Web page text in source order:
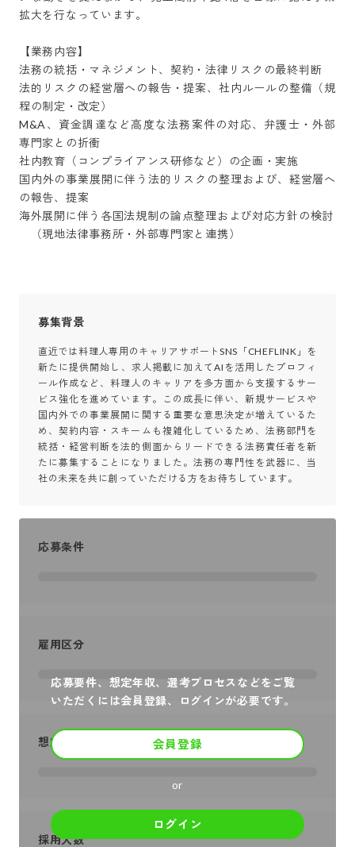
拡大を行なっています。
【業務内容】
法務の統括・マネジメント、契約・法律リスクの最終判断
法的リスクの経営層への報告・提案、社内ルールの整備（規
程の制定・改定）
M&A、資金調達など高度な法務案件の対応、弁護士・外部
専門家との折衝
社内教育（コンプライアンス研修など）の企画・実施
国内外の事業展開に伴う法的リスクの整理および、経営層へ
の報告、提案
海外展開に伴う各国法規制の論点整理および対応方針の検討
（現地法律事務所・外部専門家と連携）
募集背景
直近では料理人専用のキャリアサポートSNS「CHEFLINK」を
新たに提供開始し、求人掲載に加えてAIを活用したプロフィ
ール作成など、料理人のキャリアを多方面から支援するサー
ビス強化を進めています。この成長に伴い、新規サービスや
国内外での事業展開に関する重要な意思決定が増えているた
め、契約内容・スキームも複雑化しているため、法務部門を
統括・経営判断を法的側面からリードできる法務責任者を新
たに募集することになりました。法務の専門性を武器に、当
社の未来を共に創っていただける方をお待ちしています。
応募要件、想定年収、選考プロセスなどをご覧
いただくには会員登録、ログインが必要です。
会員登録
or
ログイン
応募条件
雇用区分
想定年収
採用人数